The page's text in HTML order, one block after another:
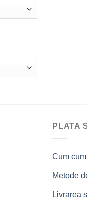
PLATA
Cum
Metode
Livrarea